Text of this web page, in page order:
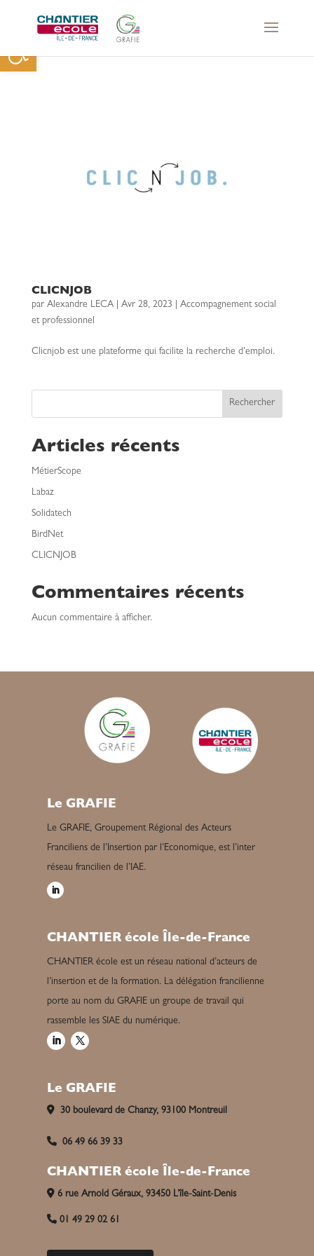
Ouvrir la barre d’outils
CLICNJOB
par Alexandre LECA| Avr 28, 2023
Accompagnement social
et professionnel
Clicnjob est une plateforme qui facilite la recherche d’emploi.
Rechercher
Articles récents
MétierScope
Labaz
Solidatech
BirdNet
CLICNJOB
Commentaires récents
Aucun commentaire à afficher.
Le GRAFIE
Le GRAFIE, Groupement Régional des Acteurs
Franciliens de l’Insertion par l’Economique, est l’inter
réseau francilien de l’IAE.
CHANTIER école Île-de-France
CHANTIER école est un réseau national d’acteurs de
l’insertion et de la formation. La délégation francilienne
porte au nom du GRAFIE un groupe de travail qui
rassemble les SIAE du numérique.
Le GRAFIE
30 boulevard de Chanzy, 93100 Montreuil
06 49 66 39 33
CHANTIER école Île-de-France
6 rue Arnold Géraux, 93450 L’île-Saint-Denis
01 49 29 02 61